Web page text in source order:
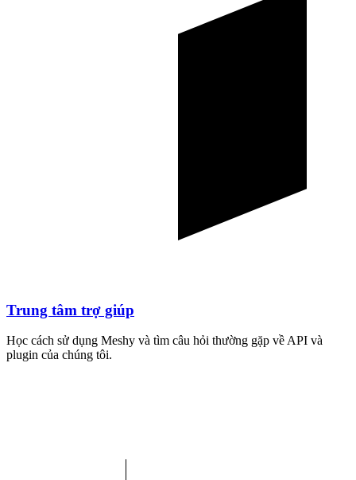
Trung tâm trợ giúp
Học cách sử dụng Meshy và tìm câu hỏi thường gặp về API và
plugin của chúng tôi.